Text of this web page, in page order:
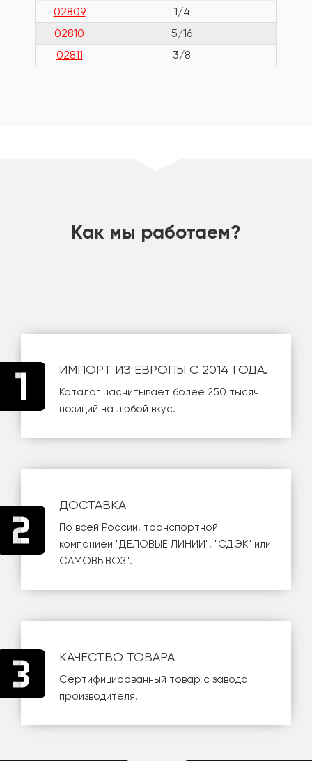
02809
1/4
02810
5/16
02811
3/8
Как мы работаем?
ИМПОРТ ИЗ ЕВРОПЫ С 2014 ГОДА.
Каталог насчитывает более 250 тысяч
позиций на любой вкус.
ДОСТАВКА
По всей России, транспортной
компанией "ДЕЛОВЫЕ ЛИНИИ", "СДЭК" или
САМОВЫВОЗ".
КАЧЕСТВО ТОВАРА
Сертифицированный товар с завода
производителя.